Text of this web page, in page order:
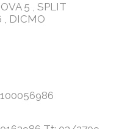
5 , SPLIT
, DICMO